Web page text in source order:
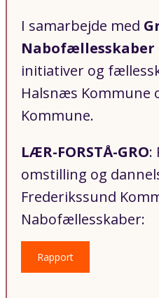
I samarbejde med
Nabofællesskaber
initiativer og
Halsnæs Kommune
Kommune.
LÆR-FORSTÅ-GRO:
omstilling og
Frederikssund
Nabofællesskaber:
Rapport